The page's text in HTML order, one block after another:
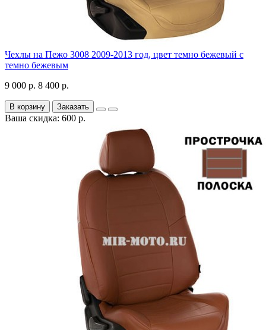
Чехлы на Пежо 3008 2009-2013 год, цвет темно бежевый с
темно бежевым
9 000 р. 8 400 р.
В корзину Заказать
Ваша скидка: 600 р.